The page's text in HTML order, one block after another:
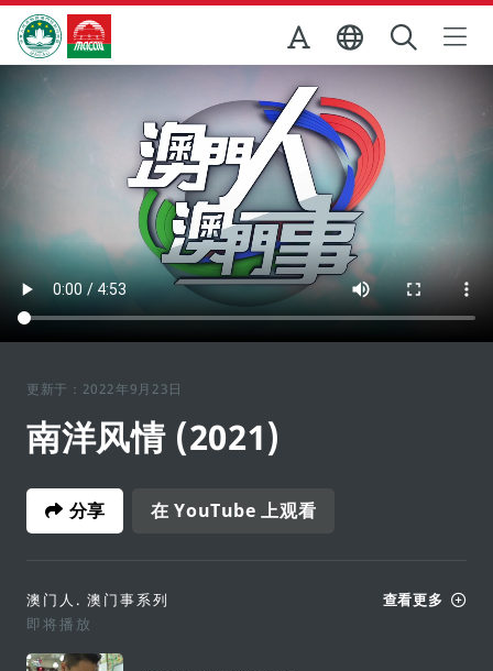
跳至主内容
澳门特别行政区政府旅游局
更新于：2022年9月23日
南洋风情 (2021)
分享 在 YouTube 上观看
澳门人. 澳门事系列
即将播放
查看更多